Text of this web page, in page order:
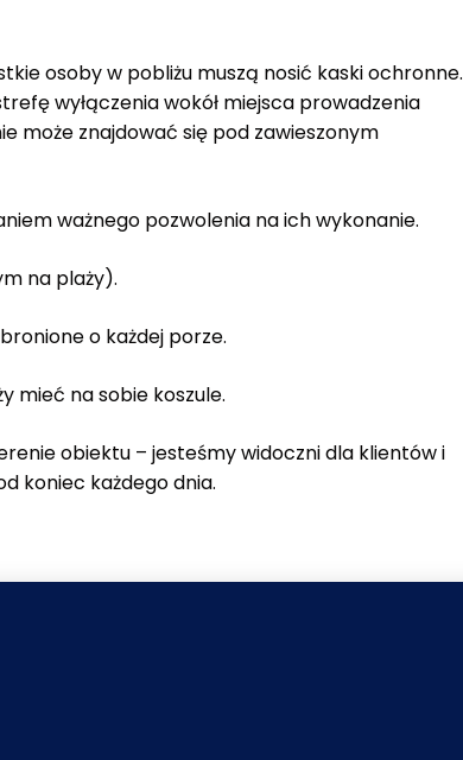
osoby w pobliżu muszą nosić kaski ochronne.
wyłączenia wokół miejsca prowadzenia
może znajdować się pod zawieszonym
ważnego pozwolenia na ich wykonanie.
na plaży).
o każdej porze.
mieć na sobie koszule.
obiektu – jesteśmy widoczni dla klientów i
koniec każdego dnia.